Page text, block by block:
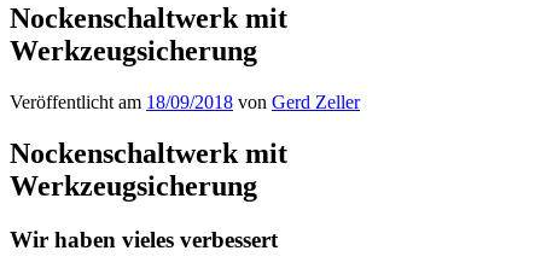
Nockenschaltwerk mit
Werkzeugsicherung
Veröffentlicht am 18/09/2018 von Gerd Zeller
Nockenschaltwerk mit
Werkzeugsicherung
Wir haben vieles verbessert